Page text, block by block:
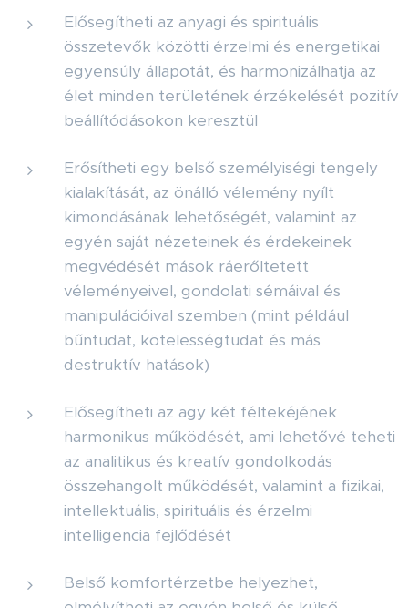
Elősegítheti az anyagi és spirituális
összetevők közötti érzelmi és energetikai
egyensúly állapotát, és harmonizálhatja az
élet minden területének érzékelését pozitív
beállítódásokon keresztül
Erősítheti egy belső személyiségi tengely
kialakítását, az önálló vélemény nyílt
kimondásának lehetőségét, valamint az
egyén saját nézeteinek és érdekeinek
megvédését mások ráerőltetett
véleményeivel, gondolati sémáival és
manipulációival szemben (mint például
bűntudat, kötelességtudat és más
destruktív hatások)
Elősegítheti az agy két féltekéjének
harmonikus működését, ami lehetővé teheti
az analitikus és kreatív gondolkodás
összehangolt működését, valamint a fizikai,
intellektuális, spirituális és érzelmi
intelligencia fejlődését
Belső komfortérzetbe helyezhet,